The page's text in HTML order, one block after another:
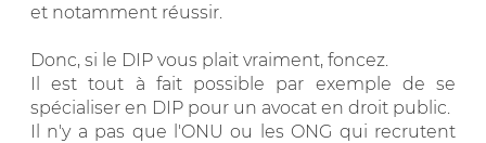
et notamment réussir.
Donc, si le DIP vous plait vraiment, foncez.
Il est tout à fait possible par exemple de se
spécialiser en DIP pour un avocat en droit public.
Il n'y a pas que l'ONU ou les ONG qui recrutent